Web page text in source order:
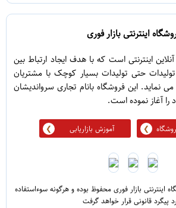
اینترنتی بازار فوری
اینترنتی است که با هدف ایجاد ارتباط بین
حتی تولیدات بسیار کوچک با مشتریان
می نماید. این فروشگاه بانام تجاری سرواندیشان
آموزش بازاریابی
اینترنتی بازار فوری محفوظ بوده و هرگونه سوءاستفاده
پیگرد قانونی قرار خواهد گرفت